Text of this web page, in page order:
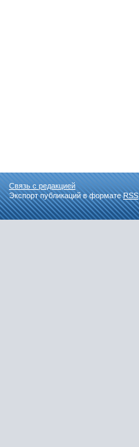
Связь с редакцией
Экспорт публикаций в форматеRSS